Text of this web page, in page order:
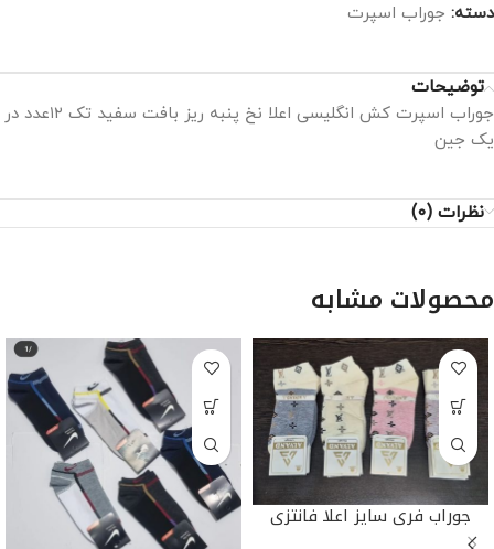
دسته: جوراب اسپرت
توضیحات
جوراب اسپرت کش انگلیسی اعلا نخ پنبه ریز بافت سفید تک ۱۲عدد در
یک جین
نظرات (0)
محصولات مشابه
جوراب فری سایز اعلا فانتزی